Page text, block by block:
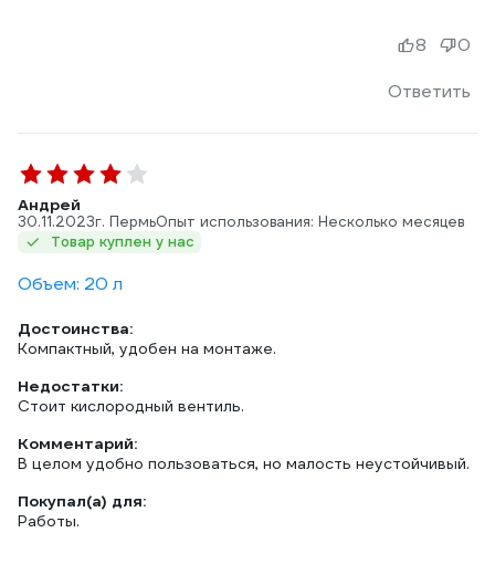
Ответить
8 0
Андрей
30.11.2023г. ПермьОпыт использования: Несколько месяцев
Товар куплен у нас
Объем: 20 л
Достоинства:
Компактный, удобен на монтаже.
Недостатки:
Стоит кислородный вентиль.
Комментарий:
В целом удобно пользоваться, но малость неустойчивый.
Покупал(а) для:
Работы.